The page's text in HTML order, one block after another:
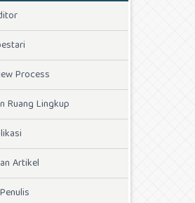
Process
Ruang Lingkup
Artikel